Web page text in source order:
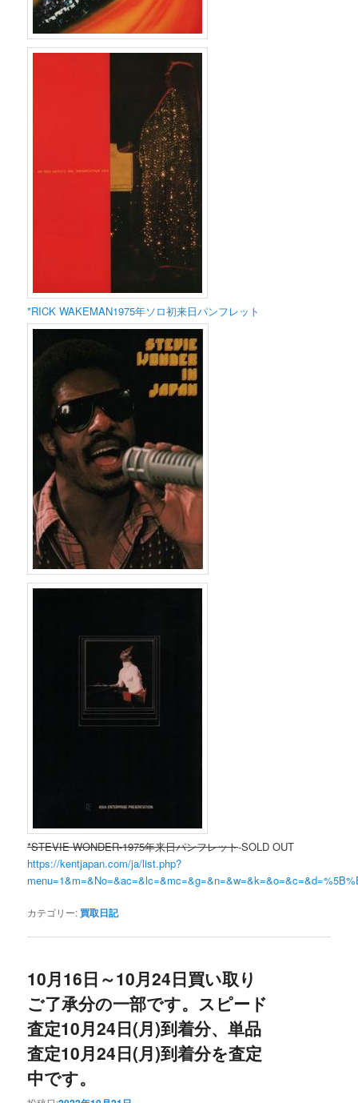
*RICK WAKEMAN1975年ソロ初来日パンフレット
*STEVIE WONDER-1975年来日パンフレット-SOLD OUT
https://kentjapan.com/ja/list.php?
カテゴリー: 買取日記
10月16日～10月24日買い取り
ご了承分の一部です。スピード
査定10月24日(月)到着分、単品
査定10月24日(月)到着分を査定
中です。